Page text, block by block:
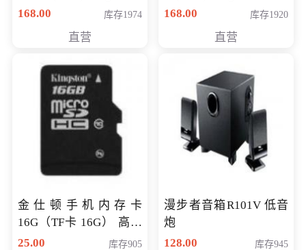
168.00
库存1974
直营
168.00
库存1920
直营
金仕顿手机内存卡
16G（TF卡 16G） 高速
卡 CLASS 10
25.00 库存905
漫步者音箱R101V 低音
炮
128.00
库存945